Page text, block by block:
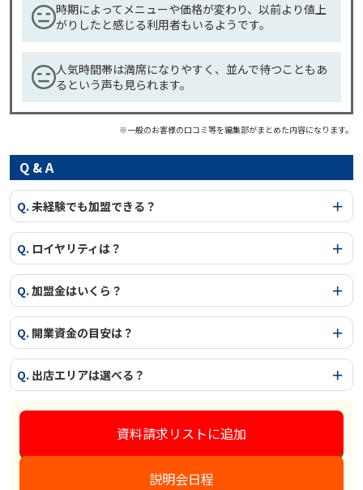
時期によってメニューや価格が変わり、以前より値上
がりしたと感じる利用者もいるようです。
人気時間帯は満席になりやすく、並んで待つこともあ
るという声も見られます。
※一般のお客様の口コミ等を編集部がまとめた内容になります。
Q & A
Q. 未経験でも加盟できる？
Q. ロイヤリティは？
Q. 加盟金はいくら？
Q. 開業資金の目安は？
Q. 出店エリアは選べる？
資料請求リストに追加
説明会日程